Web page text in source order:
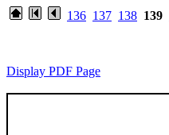
136 137 138 139
Display PDF Page